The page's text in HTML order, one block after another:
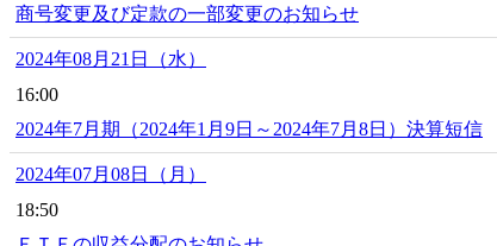
商号変更及び定款の一部変更のお知らせ
2024年08月21日（水）
16:00
2024年7月期（2024年1月9日～2024年7月8日）決算短信
2024年07月08日（月）
18:50